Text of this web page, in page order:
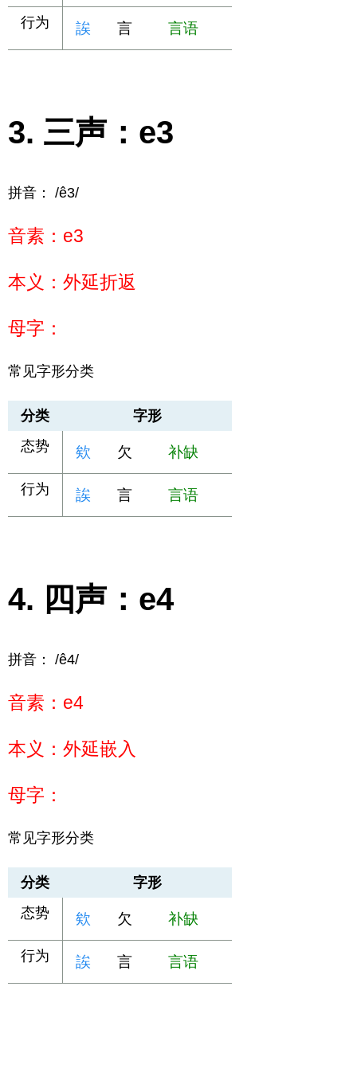
行为 誒 言 言语
三声：e3
拼音： /ê3/
音素：e3
本义：外延折返
母字：
常见字形分类
分类
字形
态势
欸 欠 补缺
行为 誒 言 言语
四声：e4
拼音： /ê4/
音素：e4
本义：外延嵌入
母字：
常见字形分类
分类
字形
态势
欸 欠 补缺
行为 誒 言 言语